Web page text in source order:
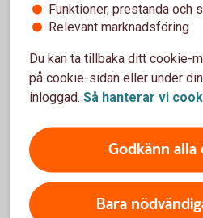
Är det någon bindningstid
Vad ska jag göra om jag
kassasystem?
paketlösning?
Funktioner, prestanda och
Relevant marknadsföring
Du kan ta tillbaka ditt cookie-
på cookie-sidan eller under
inloggad. Så hanterar vi
Godkänn alla
Bara